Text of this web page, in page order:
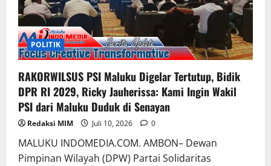
POLITIK
RAKORWILSUS PSI Maluku Digelar Tertutup, Bidik
DPR RI 2029, Ricky Jauherissa: Kami Ingin Wakil
PSI dari Maluku Duduk di Senayan
Redaksi MIM Juli 10, 2026 0
MALUKU INDOMEDIA.COM. AMBON– Dewan
Pimpinan Wilayah (DPW) Partai Solidaritas